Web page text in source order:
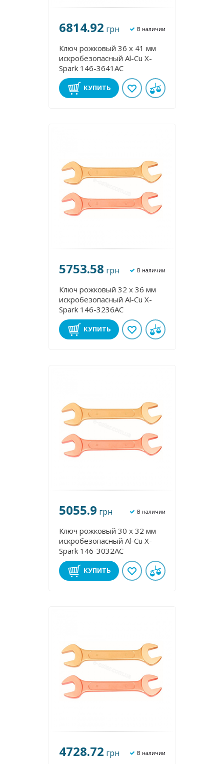
6814.92 грн В наличии
Ключ рожковый 36 х 41 мм
искробезопасный Al-Cu X-
Spark 146-3641AC
КУПИТЬ
5753.58 грн В наличии
Ключ рожковый 32 х 36 мм
искробезопасный Al-Cu X-
Spark 146-3236AC
КУПИТЬ
5055.9 грн В наличии
Ключ рожковый 30 х 32 мм
искробезопасный Al-Cu X-
Spark 146-3032AC
КУПИТЬ
4728.72 грн В наличии